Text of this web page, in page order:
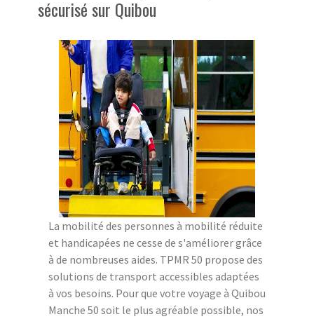
sécurisé sur Quibou
La mobilité des personnes à mobilité réduite
et handicapées ne cesse de s'améliorer grâce
à de nombreuses aides. TPMR 50 propose des
solutions de transport accessibles adaptées
à vos besoins. Pour que votre voyage à Quibou
Manche 50 soit le plus agréable possible, nos